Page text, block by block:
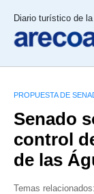
Diario turístico de
PROPUESTA DE
Senado
control
de las
Temas relacionados: